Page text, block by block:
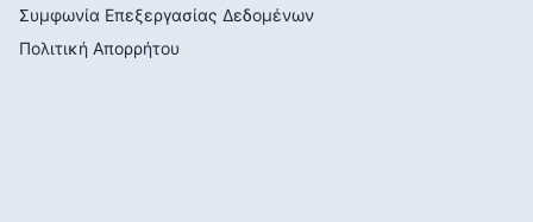
Συμφωνία Επεξεργασίας Δεδομένων
Πολιτική Απορρήτου